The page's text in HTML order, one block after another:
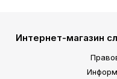
Интернет-магазин